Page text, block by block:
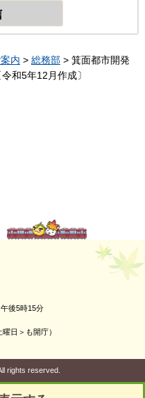
内 > 総務部 > 箕面都市開発
和5年12月作成〕
後5時15分
日＞も開庁）
rights reserved.